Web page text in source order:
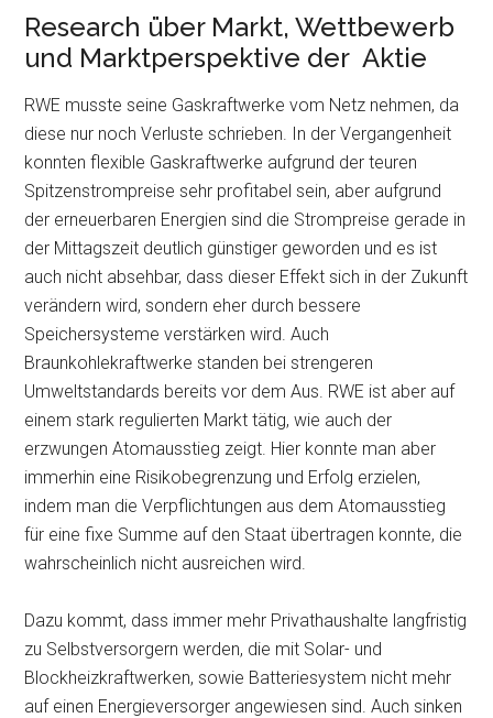
Research über Markt, Wettbewerb
und Marktperspektive der Aktie
RWE musste seine Gaskraftwerke vom Netz nehmen, da
diese nur noch Verluste schrieben. In der Vergangenheit
konnten flexible Gaskraftwerke aufgrund der teuren
Spitzenstrompreise sehr profitabel sein, aber aufgrund
der erneuerbaren Energien sind die Strompreise gerade in
der Mittagszeit deutlich günstiger geworden und es ist
auch nicht absehbar, dass dieser Effekt sich in der Zukunft
verändern wird, sondern eher durch bessere
Speichersysteme verstärken wird. Auch
Braunkohlekraftwerke standen bei strengeren
Umweltstandards bereits vor dem Aus. RWE ist aber auf
einem stark regulierten Markt tätig, wie auch der
erzwungen Atomausstieg zeigt. Hier konnte man aber
immerhin eine Risikobegrenzung und Erfolg erzielen,
indem man die Verpflichtungen aus dem Atomausstieg
für eine fixe Summe auf den Staat übertragen konnte, die
wahrscheinlich nicht ausreichen wird.
Dazu kommt, dass immer mehr Privathaushalte langfristig
zu Selbstversorgern werden, die mit Solar- und
Blockheizkraftwerken, sowie Batteriesystem nicht mehr
auf einen Energieversorger angewiesen sind. Auch sinken